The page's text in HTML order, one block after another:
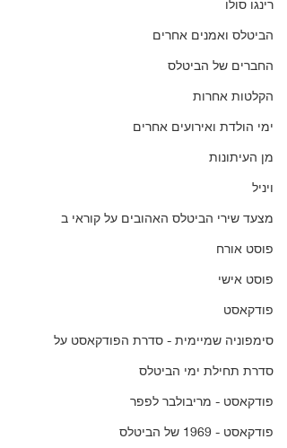
רינגו סולו
הביטלס ואמנים אחרים
החברים של הביטלס
הקלטות אחרות
ימי הולדת ואירועים אחרים
מן העיתונות
ויניל
מצעד שירי הביטלס האהובים על קוראי ב
פוסט אורח
פוסט אישי
פודקאסט
סימפוניה שמיימית - סדרת הפודקאסט על
סדרת תחילת ימי הביטלס
פודקאסט - מריבולבר לפפר
פודקאסט - 1969 של הביטלס